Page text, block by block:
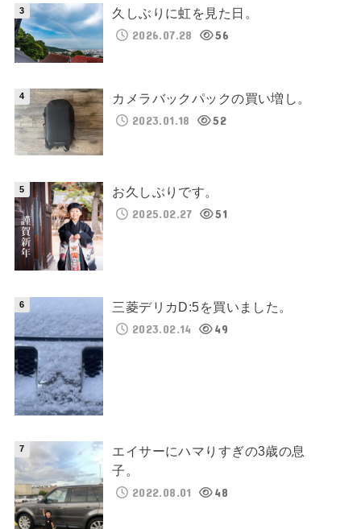
久しぶりに虹を見た日。
2026.07.28
56
カメラバックパックの買い増し。
2023.01.18
52
お久しぶりです。
2025.02.27
51
三菱デリカD:5を買いました。
2023.02.14
49
エイサーにハマりすぎの3歳の息
子。
2022.08.01
48